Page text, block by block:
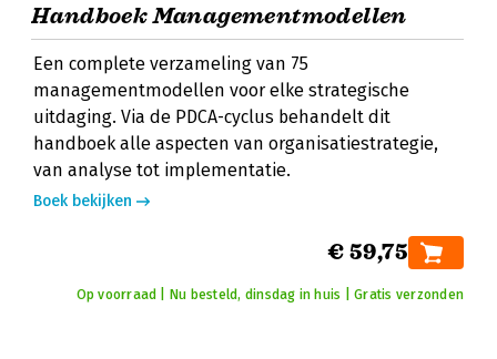
Handboek Managementmodellen
Een complete verzameling van 75
managementmodellen voor elke strategische
uitdaging. Via de PDCA-cyclus behandelt dit
handboek alle aspecten van organisatiestrategie,
van analyse tot implementatie.
Boek bekijken
€ 59,75
Op voorraad | Nu besteld, dinsdag in huis | Gratis verzonden